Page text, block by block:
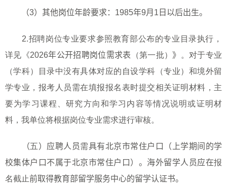
（3）其他岗位年龄要求： 1985年9月 1 日以后出生。
2.招聘岗位专业要求参照教育部公布的专业目录执行，
详见《2026年公开招聘岗位需求表 （第一批） 》
。对于专业
（学科）目录中没有具体对应的自设学科（专业）和境外留
学专业，报考人员需在填报报名表时提交相关证明材料，主
要为学习课程、研究方向和学习内容等情况说明或证明材
料，我单位将根据岗位专业需求进行审核。
（五）应聘人员需具有北京市常住户口（上学期间的学
校集体户口不属于北京市常住户口）。海外留学人员应在报
名截止前取得教育部留学服务中心的留学认证书。